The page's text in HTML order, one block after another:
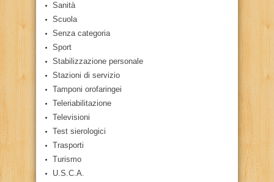
Sanità
Scuola
Senza categoria
Sport
Stabilizzazione personale
Stazioni di servizio
Tamponi orofaringei
Teleriabilitazione
Televisioni
Test sierologici
Trasporti
Turismo
U.S.C.A.